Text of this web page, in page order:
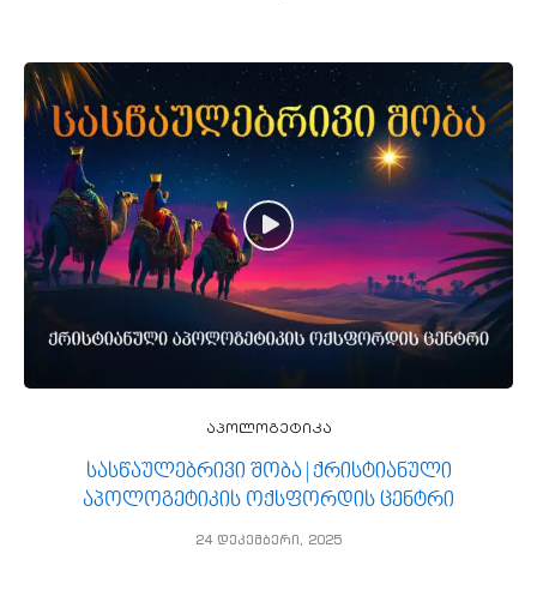
აპოლოგეტიკა
სასწაულებრივი შობა | ქრისტიანული
აპოლოგეტიკის ოქსფორდის ცენტრი
24 დეკემბერი, 2025